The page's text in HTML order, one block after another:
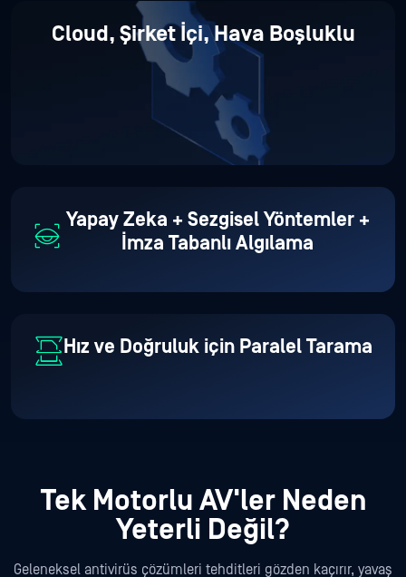
Cloud, Şirket İçi,Hava Boşluklu
Yapay Zeka + Sezgisel Yöntemler +
İmza Tabanlı Algılama
Hız ve Doğruluk için Paralel Tarama
Tek Motorlu AV'ler Neden
Yeterli Değil?
Geleneksel antivirüs çözümleri tehditleri gözden kaçırır, yavaş